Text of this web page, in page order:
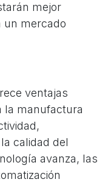
mejor
un mercado
ventajas
la manufactura
calidad del
avanza, las